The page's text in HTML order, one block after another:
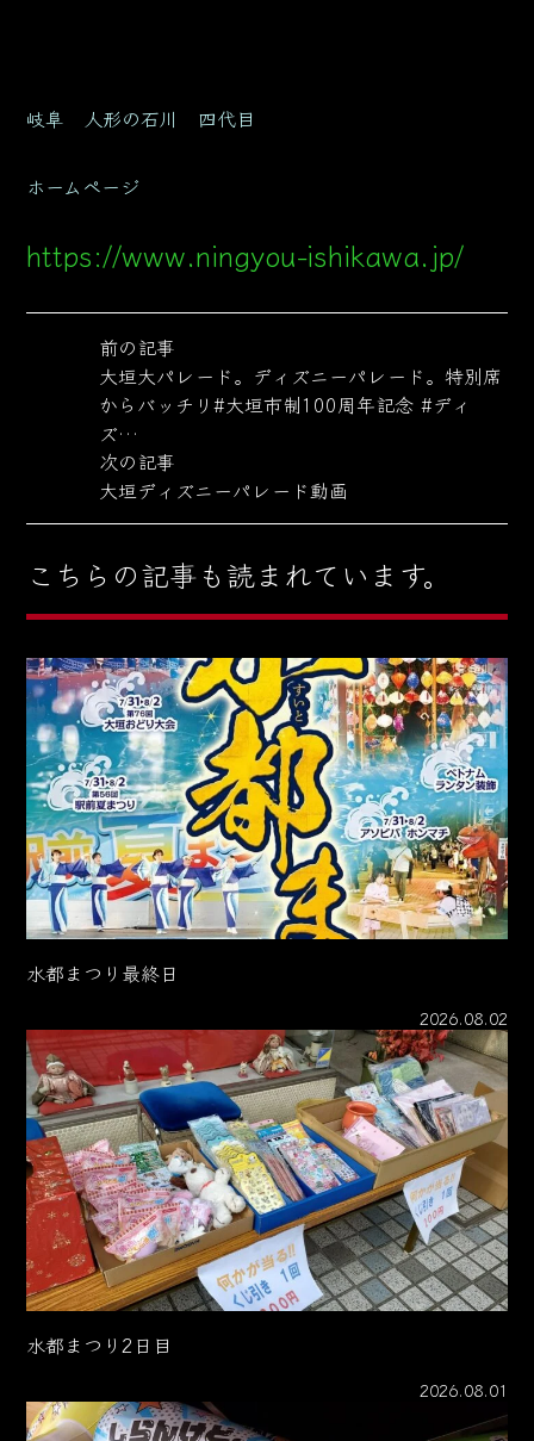
岐阜 人形の石川 四代目
ホームページ
https://www.ningyou-ishikawa.jp/
前の記事
大垣大パレード。ディズニーパレード。特別席
からバッチリ#大垣市制100周年記念 #ディ
ズ…
次の記事
大垣ディズニーパレード動画
こちらの記事も読まれています。
水都まつり最終日
2026.08.02
水都まつり2日目
2026.08.01